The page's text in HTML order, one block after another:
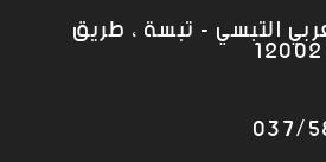
التبسي - تبسة ، طريق
037/